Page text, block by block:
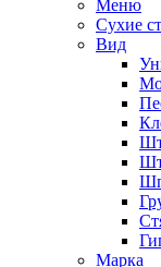
Меню
Сухие
Вид
Марка